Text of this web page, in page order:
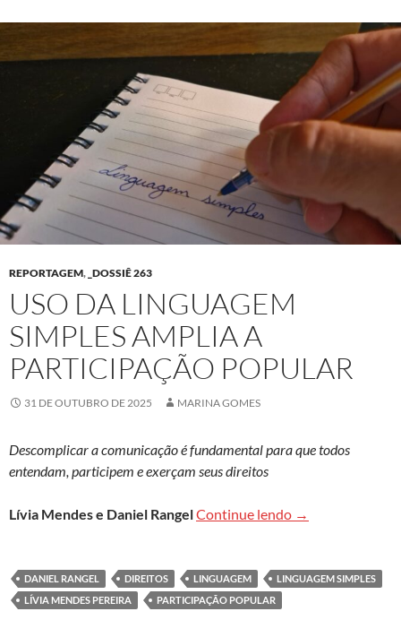
REPORTAGEM, _DOSSIÊ 263
USO DA LINGUAGEM
SIMPLES AMPLIA A
PARTICIPAÇÃO POPULAR
31 DE OUTUBRO DE 2025 MARINA GOMES
Descomplicar a comunicação é fundamental para que todos
entendam, participem e exerçam seus direitos
Lívia Mendes e Daniel RangelContinue lendo Uso da
→
DANIEL RANGEL DIREITOS LINGUAGEM
LINGUAGEM SIMPLES
LÍVIA MENDES PEREIRA
PARTICIPAÇÃO POPULAR